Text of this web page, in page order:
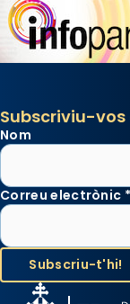
Subscriviu-
Nom
Correu electrònic *